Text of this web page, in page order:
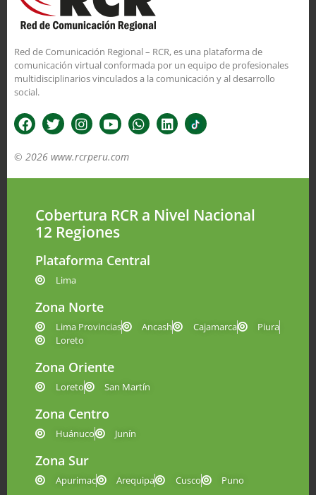
Red de Comunicación Regional – RCR, es una plataforma de
comunicación virtual conformada por un equipo de profesionales
multidisciplinarios vinculados a la comunicación y al desarrollo
social.
© 2026 www.rcrperu.com
Cobertura RCR a Nivel Nacional
12 Regiones
Plataforma Central
Lima
Zona Norte
Lima Provincias Ancash Cajamarca
Piura
Loreto
Zona Oriente
Loreto San Martín
Zona Centro
Huánuco Junín
Zona Sur
Apurimac Arequipa Cusco Puno